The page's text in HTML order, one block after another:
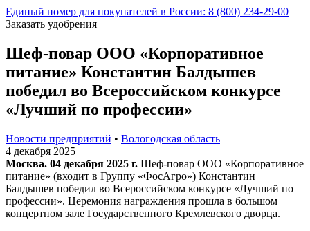
Единый номер для покупателей в России: 8 (800) 234-29-00
Заказать удобрения
Шеф-повар ООО «Корпоративное
питание» Константин Балдышев
победил во Всероссийском конкурсе
«Лучший по профессии»
Новости предприятий • Вологодская область
4 декабря 2025
Москва. 04 декабря 2025 г. Шеф-повар ООО «Корпоративное
питание» (входит в Группу «ФосАгро») Константин
Балдышев победил во Всероссийском конкурсе «Лучший по
профессии». Церемония награждения прошла в большом
концертном зале Государственного Кремлевского дворца.